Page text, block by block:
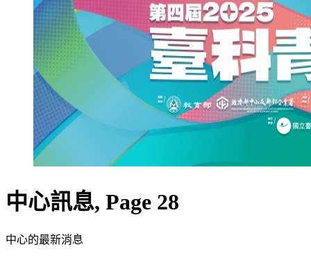
中心訊息, Page 28
中心的最新消息